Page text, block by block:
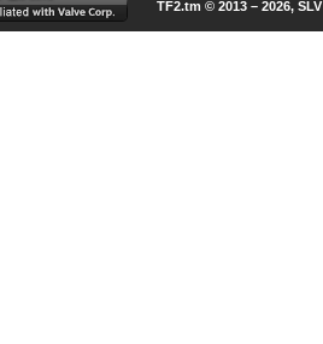
TF2.tm © 2013 – 2026,